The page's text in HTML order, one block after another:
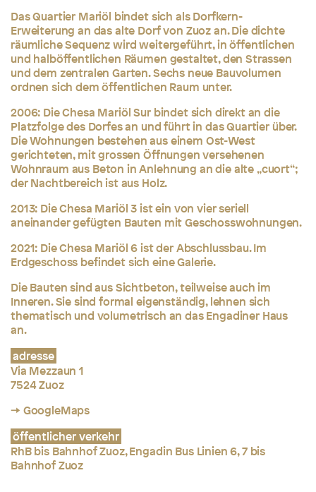
Das Quartier Mariöl bindet sich als Dorfkern-
Erweiterung an das alte Dorf von Zuoz an. Die dichte
räumliche Sequenz wird weitergeführt, in öffentlichen
und halböffentlichen Räumen gestaltet, den Strassen
und dem zentralen Garten. Sechs neue Bauvolumen
ordnen sich dem öffentlichen Raum unter.
2006: Die Chesa Mariöl Sur bindet sich direkt an die
Platzfolge des Dorfes an und führt in das Quartier über.
Die Wohnungen bestehen aus einem Ost-West
gerichteten, mit grossen Öffnungen versehenen
Wohnraum aus Beton in Anlehnung an die alte „cuort“;
der Nachtbereich ist aus Holz.
2013: Die Chesa Mariöl 3 ist ein von vier seriell
aneinander gefügten Bauten mit Geschosswohnungen.
2021: Die Chesa Mariöl 6 ist der Abschlussbau. Im
Erdgeschoss befindet sich eine Galerie.
Die Bauten sind aus Sichtbeton, teilweise auch im
Inneren. Sie sind formal eigenständig, lehnen sich
thematisch und volumetrisch an das Engadiner Haus
an.
adresse
Via Mezzaun 1
7524 Zuoz
→ GoogleMaps
öffentlicher verkehr
RhB bis Bahnhof Zuoz, Engadin Bus Linien 6, 7 bis
Bahnhof Zuoz